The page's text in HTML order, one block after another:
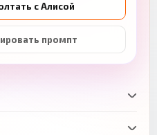
с Алисой
промпт